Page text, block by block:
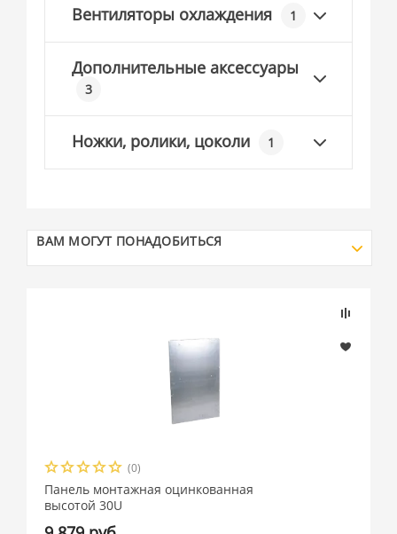
Вентиляторы охлаждения 1
Дополнительные аксессуары
3
Ножки, ролики, цоколи 1
ВАМ МОГУТ ПОНАДОБИТЬСЯ
(0)
Панель монтажная оцинкованная
высотой 30U